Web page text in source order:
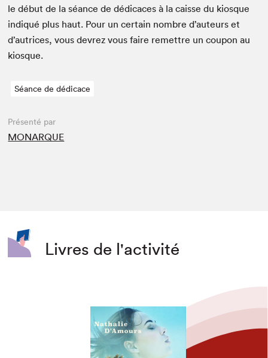
le début de la séance de dédi­caces à la caisse du kiosque
indiqué plus haut. Pour un cer­tain nom­bre d’auteurs et
d’autrices, vous devrez vous faire remet­tre un coupon au
kiosque.
Séance de dédicace
Présenté par
MONARQUE
Livres de l'activité